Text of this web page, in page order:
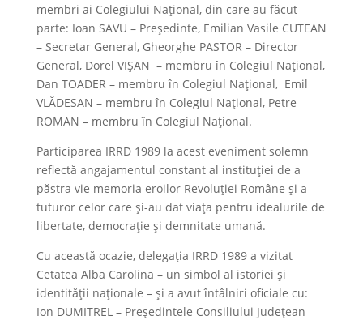
membri ai Colegiului Național, din care au făcut
parte: Ioan SAVU – Președinte, Emilian Vasile CUTEAN
– Secretar General, Gheorghe PASTOR – Director
General, Dorel VIȘAN – membru în Colegiul Național,
Dan TOADER – membru în Colegiul Național, Emil
VLĂDESAN – membru în Colegiul Național, Petre
ROMAN – membru în Colegiul Național.
Participarea IRRD 1989 la acest eveniment solemn
reflectă angajamentul constant al instituției de a
păstra vie memoria eroilor Revoluției Române și a
tuturor celor care și-au dat viața pentru idealurile de
libertate, democrație și demnitate umană.
Cu această ocazie, delegația IRRD 1989 a vizitat
Cetatea Alba Carolina – un simbol al istoriei și
identității naționale – și a avut întâlniri oficiale cu:
Ion DUMITREL – Președintele Consiliului Județean